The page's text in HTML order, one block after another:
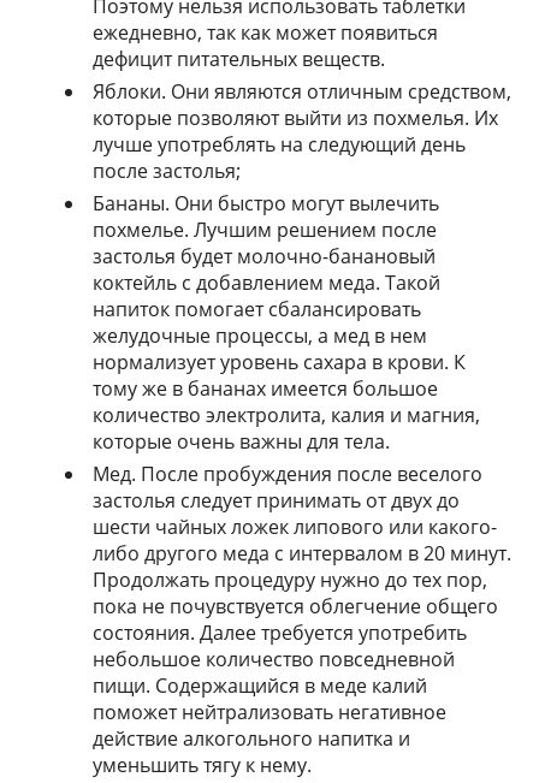
Поэтому нельзя использовать таблетки
ежедневно, так как может появиться
дефицит питательных веществ.
Яблоки. Они являются отличным средством,
которые позволяют выйти из похмелья. Их
лучше употреблять на следующий день
после застолья;
Бананы. Они быстро могут вылечить
похмелье. Лучшим решением после
застолья будет молочно-банановый
коктейль с добавлением меда. Такой
напиток помогает сбалансировать
желудочные процессы, а мед в нем
нормализует уровень сахара в крови. К
тому же в бананах имеется большое
количество электролита, калия и магния,
которые очень важны для тела.
Мед. После пробуждения после веселого
застолья следует принимать от двух до
шести чайных ложек липового или какого-
либо другого меда с интервалом в 20 минут.
Продолжать процедуру нужно до тех пор,
пока не почувствуется облегчение общего
состояния. Далее требуется употребить
небольшое количество повседневной
пищи. Содержащийся в меде калий
поможет нейтрализовать негативное
действие алкогольного напитка и
уменьшить тягу к нему.